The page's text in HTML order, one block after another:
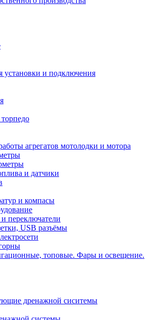
и подключения
агрегатов мотолодки и мотора
и датчики
и компасы
переключатели
USB разъёмы
топовые. Фары и освещение.
дренажной сиситемы